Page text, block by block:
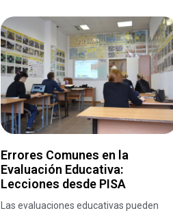
Errores Comunes en la
Evaluación Educativa:
Lecciones desde PISA
Las evaluaciones educativas pueden